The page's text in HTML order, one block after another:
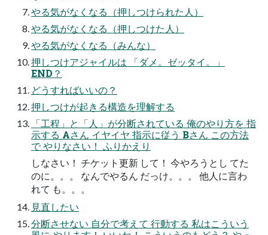
やる気がなくなる（押しつけられた人）
やる気がなくなる（押しつけた人）
やる気がなくなる（みんな）
押しつけアジャイルは 「ダメ。ゼッタイ。」
END？
どうすればいいの？
押しつけが起きる構造を理解する
「工程」と「人」が分断されている 俺のやり方を 指
示する Aさん イヤイヤ 指示に従う Bさん この方法
で やりなさい！ ふりかえり
しなさい！ チケット更新 して！ 今やろうとし てた
のに。。。 なんでやるん だっけ。。。 他人に言わ
れて も。。。
見直したい
分断させない 自分で考えて 行動する 私はこういう